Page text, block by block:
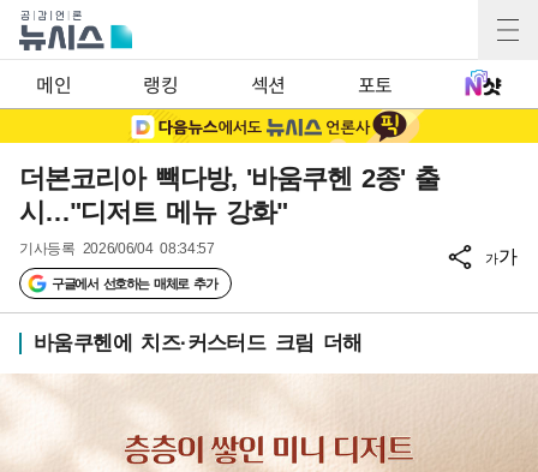
메인 랭킹 섹션 포토
더본코리아 빽다방, '바움쿠헨 2종' 출
시…"디저트 메뉴 강화"
기사등록 2026/06/04 08:34:57
구글에서 선호하는 매체로 추가
가가
바움쿠헨에 치즈·커스터드 크림 더해